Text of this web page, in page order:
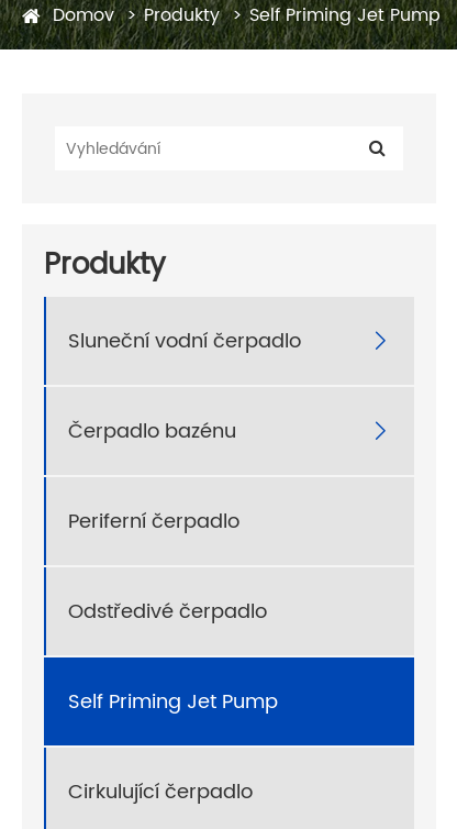
Domov Produkty Self Priming Jet Pump
Produkty
Sluneční vodní čerpadlo 
Čerpadlo bazénu 
Periferní čerpadlo
Odstředivé čerpadlo
Self Priming Jet Pump
Cirkulující čerpadlo